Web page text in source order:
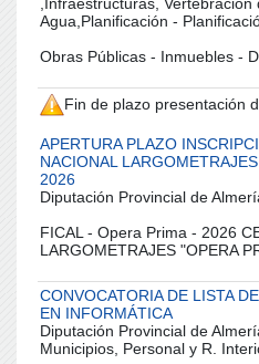
Agua,Planificación -
Obras Públicas - Inmuebles -
Fin de plazo presentación
APERTURA PLAZO
NACIONAL
2026
Diputación Provincial de
FICAL - Opera Prima - 2026
LARGOMETRAJES "OPERA
CONVOCATORIA DE LISTA
EN INFORMÁTICA
Diputación Provincial de
Municipios, Personal y R.